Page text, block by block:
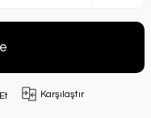
Karşılaştır